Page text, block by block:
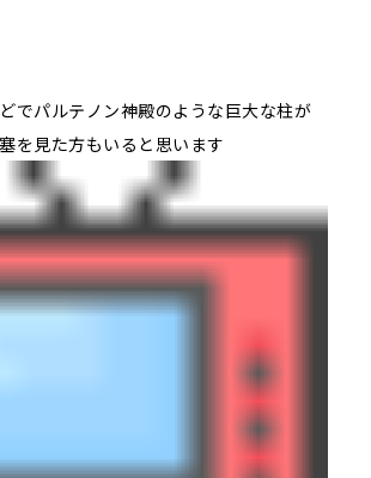
でパルテノン神殿のような巨大な柱が
を見た方もいると思います